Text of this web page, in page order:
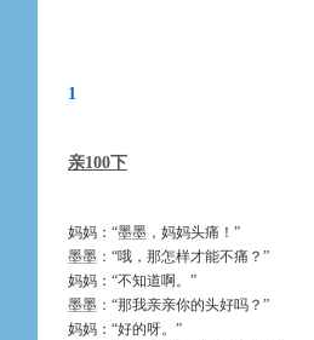
1
亲100下
妈妈：“墨墨，妈妈头痛！”
墨墨：“哦，那怎样才能不痛？”
妈妈：“不知道啊。”
墨墨：“那我亲亲你的头好吗？”
妈妈：“好的呀。”